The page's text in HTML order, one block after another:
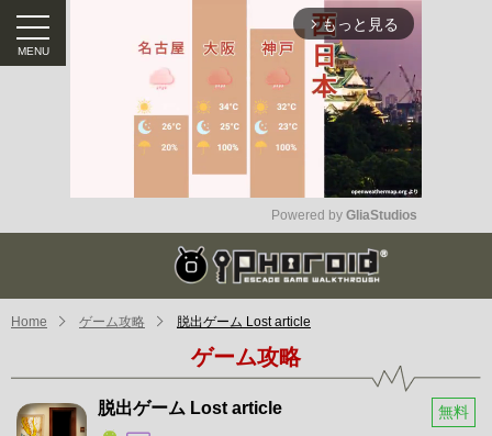
arrow_forward_ios もっと見る
Mute
Powered by GliaStudios
Home ゲーム攻略 脱出ゲーム Lost article
ゲーム攻略
脱出ゲーム Lost article 無料